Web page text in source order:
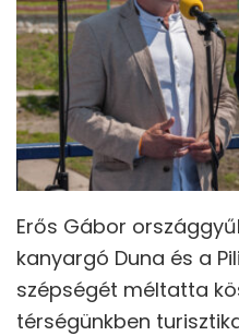
Erős Gábor
kanyargó Duna és a
szépségét méltatta
térségünkben